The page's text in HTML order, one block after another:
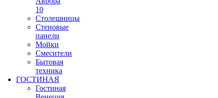
10
Столешницы
Стеновые
панели
Мойки
Смесители
Бытовая
техника
ГОСТИНАЯ
Гостиная